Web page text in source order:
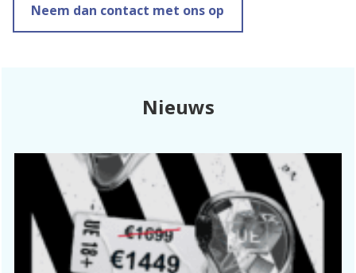
Neem dan contact met ons op
Nieuws